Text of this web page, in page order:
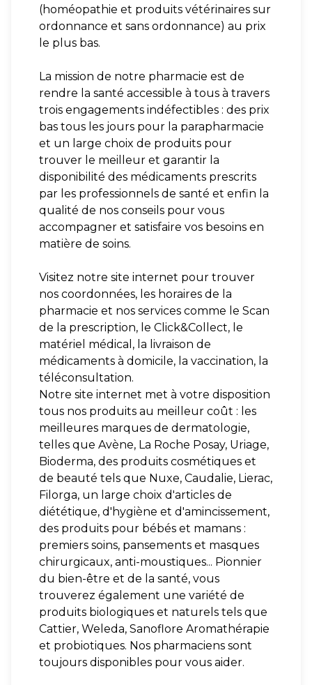
(homéopathie et produits vétérinaires sur
ordonnance et sans ordonnance) au prix
le plus bas.
La mission de notre pharmacie est de
rendre la santé accessible à tous à travers
trois engagements indéfectibles : des prix
bas tous les jours pour la parapharmacie
et un large choix de produits pour
trouver le meilleur et garantir la
disponibilité des médicaments prescrits
par les professionnels de santé et enfin la
qualité de nos conseils pour vous
accompagner et satisfaire vos besoins en
matière de soins.
Visitez notre site internet pour trouver
nos coordonnées, les horaires de la
pharmacie et nos services comme le Scan
de la prescription, le Click&Collect, le
matériel médical, la livraison de
médicaments à domicile, la vaccination, la
téléconsultation.
Notre site internet met à votre disposition
tous nos produits au meilleur coût : les
meilleures marques de dermatologie,
telles que Avène, La Roche Posay, Uriage,
Bioderma, des produits cosmétiques et
de beauté tels que Nuxe, Caudalie, Lierac,
Filorga, un large choix d'articles de
diététique, d'hygiène et d'amincissement,
des produits pour bébés et mamans :
premiers soins, pansements et masques
chirurgicaux, anti-moustiques... Pionnier
du bien-être et de la santé, vous
trouverez également une variété de
produits biologiques et naturels tels que
Cattier, Weleda, Sanoflore Aromathérapie
et probiotiques. Nos pharmaciens sont
toujours disponibles pour vous aider.